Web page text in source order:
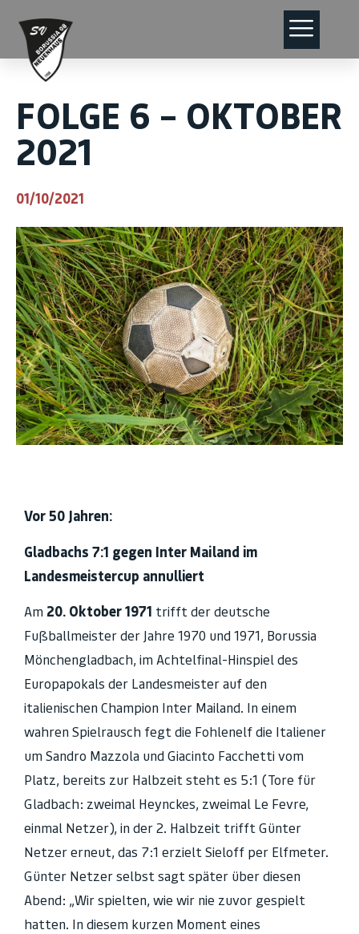
FOLGE 6 – OKTOBER
2021
01/10/2021
Vor 50 Jahren:
Gladbachs 7:1 gegen Inter Mailand im
Landesmeistercup annulliert
Am 20. Oktober 1971 trifft der deutsche
Fußballmeister der Jahre 1970 und 1971, Borussia
Mönchengladbach, im Achtelfinal-Hinspiel des
Europapokals der Landesmeister auf den
italienischen Champion Inter Mailand. In einem
wahren Spielrausch fegt die Fohlenelf die Italiener
um Sandro Mazzola und Giacinto Facchetti vom
Platz, bereits zur Halbzeit steht es 5:1 (Tore für
Gladbach: zweimal Heynckes, zweimal Le Fevre,
einmal Netzer), in der 2. Halbzeit trifft Günter
Netzer erneut, das 7:1 erzielt Sieloff per Elfmeter.
Günter Netzer selbst sagt später über diesen
Abend: „Wir spielten, wie wir nie zuvor gespielt
hatten. In diesem kurzen Moment eines